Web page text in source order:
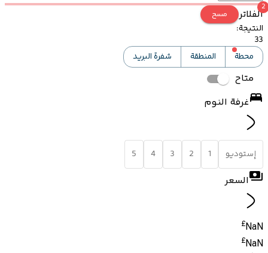
الفلاتر
2
مسح
النتيجة:
33
محطة
المنطقة شفرة البريد
متاح
غرفة النوم
إستوديو 1
2
3
4
5
السعر
NaN
£
NaN
£